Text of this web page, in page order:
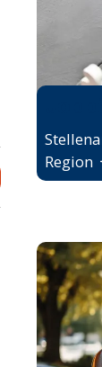
Region